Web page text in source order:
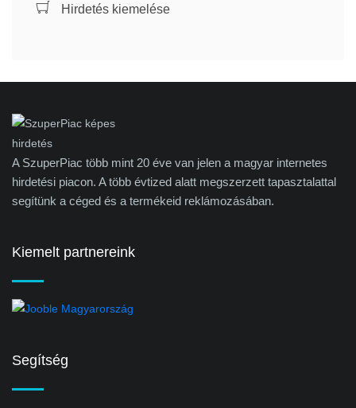
Hirdetés kiemelése
A SzuperPiac több mint 20 éve van jelen a magyar internetes
hirdetési piacon. A több évtized alatt megszerzett tapasztalattal
segítünk a céged és a termékeid reklámozásában.
Kiemelt partnereink
Segítség